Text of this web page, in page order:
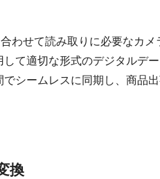
わせて読み取りに必要なカ
て適切な形式のデジタルデ
シームレスに同期し、商品
換